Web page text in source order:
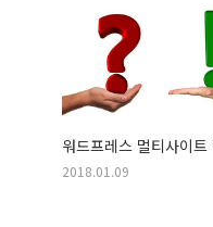
워드프레스 멀티사이트
2018.01.09